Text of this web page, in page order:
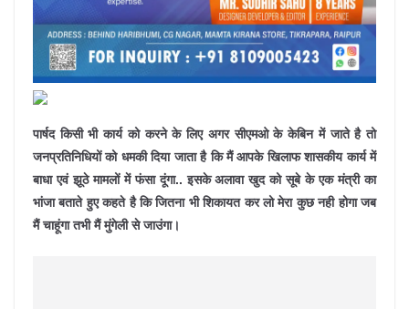
पार्षद किसी भी कार्य को करने के लिए अगर सीएमओ के केबिन में जाते है तो
जनप्रतिनिधियों को धमकी दिया जाता है कि मैं आपके खिलाफ शासकीय कार्य में
बाधा एवं झूठे मामलों में फंसा दूंगा.. इसके अलावा खुद को सूबे के एक मंत्री का
भांजा बताते हुए कहते है कि जितना भी शिकायत कर लो मेरा कुछ नही होगा जब
मैं चाहूंगा तभी मैं मुंगेली से जाउंगा।